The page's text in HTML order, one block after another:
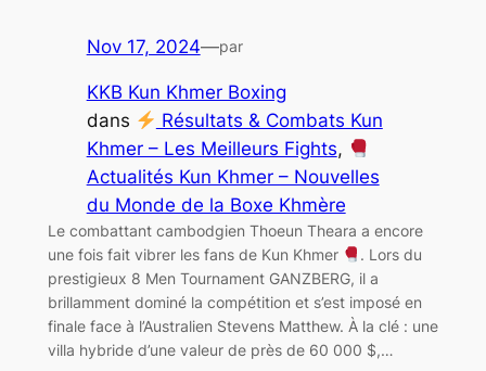
Nov 17, 2024—par
KKB Kun Khmer Boxing
dans
Résultats & Combats Kun
Khmer – Les Meilleurs Fights,
Actualités Kun Khmer – Nouvelles
du Monde de la Boxe Khmère
Le combattant cambodgien Thoeun Theara a encore
une fois fait vibrer les fans de Kun Khmer
. Lors du
prestigieux 8 Men Tournament GANZBERG, il a
brillamment dominé la compétition et s’est imposé en
finale face à l’Australien Stevens Matthew. À la clé : une
villa hybride d’une valeur de près de 60 000 $,…